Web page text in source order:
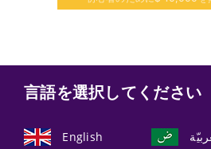
言語を選択してください
English